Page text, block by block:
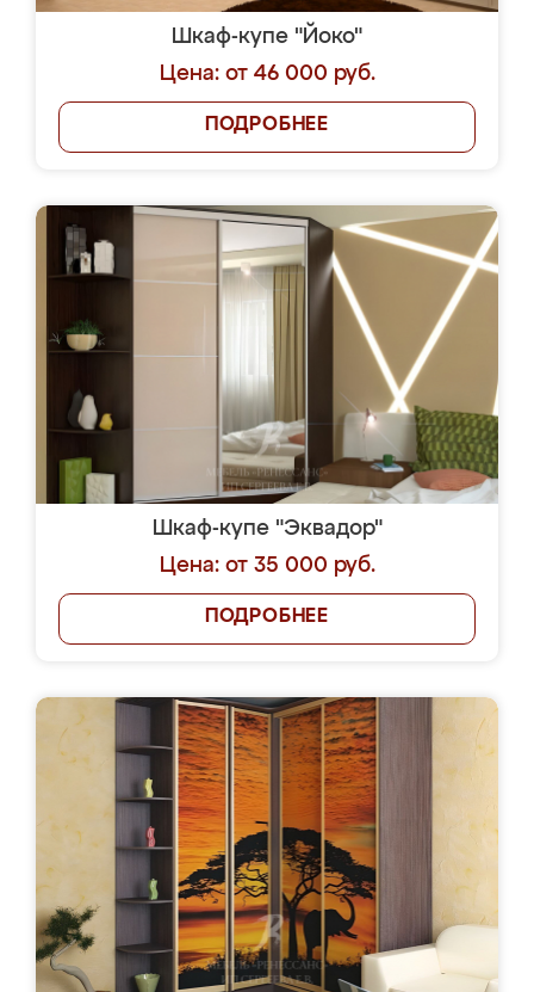
Шкаф-купе "Йоко"
Цена: от 46 000 руб.
ПОДРОБНЕЕ
Шкаф-купе "Эквадор"
Цена: от 35 000 руб.
ПОДРОБНЕЕ